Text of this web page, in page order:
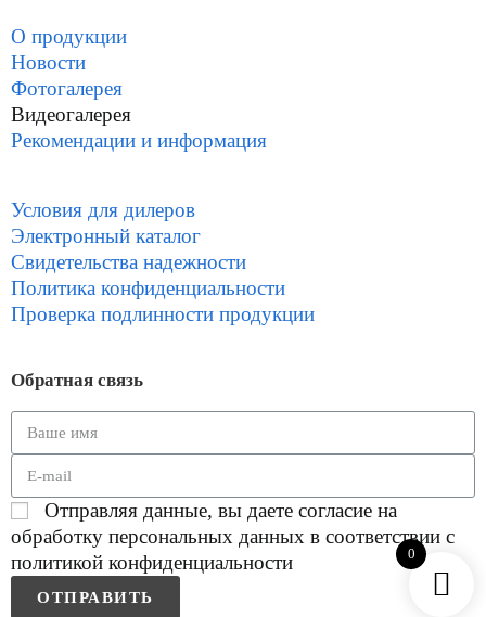
О продукции
Новости
Фотогалерея
Видеогалерея
Рекомендации и информация
Условия для дилеров
Электронный каталог
Свидетельства надежности
Политика конфиденциальности
Проверка подлинности продукции
Обратная связь
Отправляя данные, вы даете согласие на
обработку персональных данных в соответствии с
политикой конфиденциальности
ОТПРАВИТЬ
0